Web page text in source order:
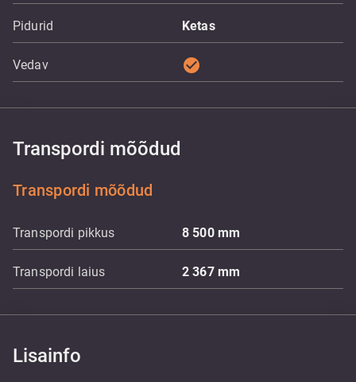
Pidurid Ketas
Vedav check_circle
Transpordi mõõdud
Transpordi mõõdud
Transpordi pikkus 8 500 mm
Transpordi laius 2 367 mm
Lisainfo